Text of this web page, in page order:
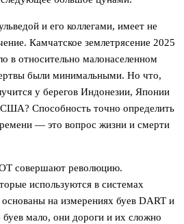
и его коллегами, имеет не
Камчатское землетрясение 2025
в относительно малонаселенном
были минимальными. Но что,
у берегов Индонезии, Японии
Способность точно определить
— это вопрос жизни и смерти
совершают революцию.
используются в системах
на измерениях буев DART и
мало, они дороги и их сложно